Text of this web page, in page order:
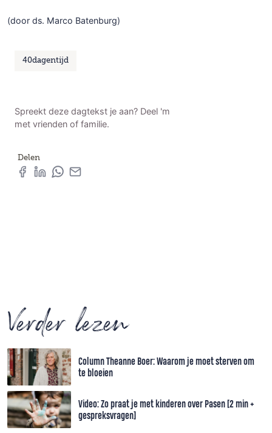
(door ds. Marco Batenburg)
40dagentijd
Spreekt deze dagtekst je aan? Deel 'm
met vrienden of familie.
Delen
Verder lezen
Column Theanne Boer: Waarom je moet sterven om
te bloeien
Video: Zo praat je met kinderen over Pasen [2 min +
gespreksvragen]